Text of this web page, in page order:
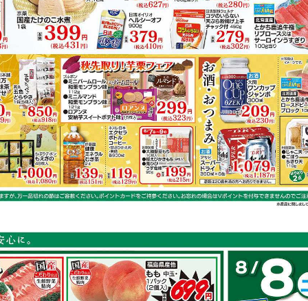
鶏もも肉 キャベツ
ごぼう 鮭
店舗の実売状況と異なる場合がございます。
作れるレシピ